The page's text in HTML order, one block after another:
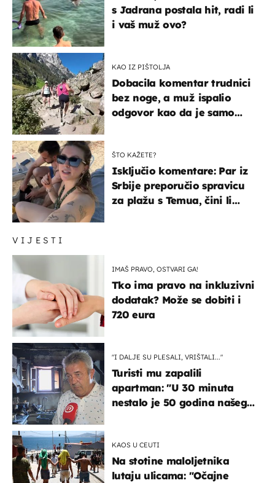
VIJESTI
IMAŠ PRAVO, OSTVARI GA!
Tko ima pravo na inkluzivni
dodatak? Može se dobiti i
720 eura
"I DALJE SU PLESALI, VRIŠTALI..."
Turisti mu zapalili
apartman: "U 30 minuta
nestalo je 50 godina našeg
KAOS U CEUTI
Na stotine maloljetnika
lutaju ulicama: "Očajne
s Jadrana postala hit, radi li
i vaš muž ovo?
KAO IZ PIŠTOLJA
Dobacila komentar trudnici
bez noge, a muž ispalio
odgovor kao da je samo
ŠTO KAŽETE?
Isključio komentare: Par iz
Srbije preporučio spravicu
za plažu s Temua, čini li